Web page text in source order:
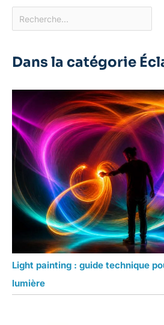
Dans la catégorie
Light painting : guide technique
lumière